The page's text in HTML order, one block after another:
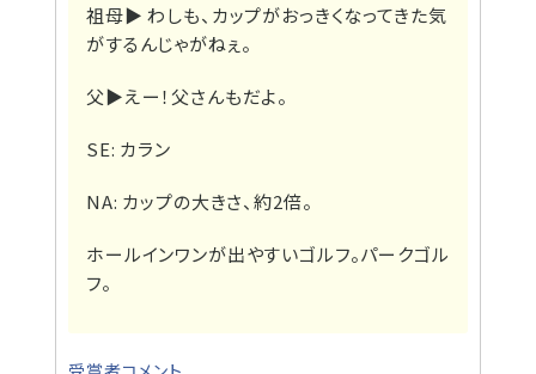
祖母▶ わしも、カップがおっきくなってきた気
がするんじゃがねぇ。
父▶えー！父さんもだよ。
SE: カラン
NA: カップの大きさ、約2倍。
ホールインワンが出やすいゴルフ。パークゴル
フ。